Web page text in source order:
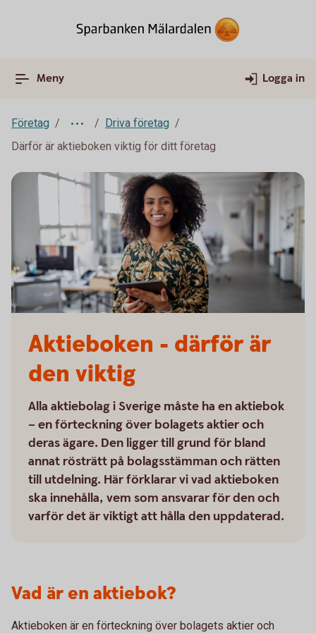
Meny Logga in
Företag
Driva företag
Därför är aktieboken viktig för ditt företag
Aktieboken - därför är
den viktig
Alla aktiebolag i Sverige måste ha en aktiebok
– en förteckning över bolagets aktier och
deras ägare. Den ligger till grund för bland
annat rösträtt på bolagsstämman och rätten
till utdelning. Här förklarar vi vad aktieboken
ska innehålla, vem som ansvarar för den och
varför det är viktigt att hålla den uppdaterad.
Vad är en aktiebok?
Aktieboken är en förteckning över bolagets aktier och